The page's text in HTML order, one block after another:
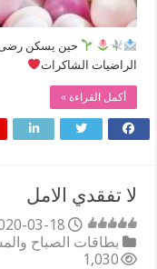
حين يسكن رضى
الراضيات الشاكرات
أكمل القراءة »
لا تفقدي الامل
03-18
بطاقات الصباح
1,030